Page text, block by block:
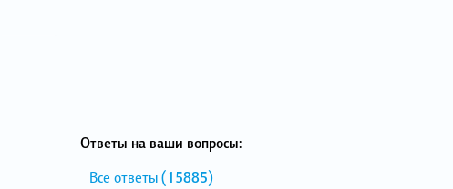
Ответы на ваши вопросы:
Все ответы(15885)